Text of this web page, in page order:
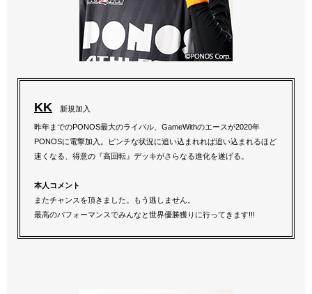
KK 新規加入
昨年までのPONOS最大のライバル、GameWithのエースが2020年
PONOSに電撃加入。ピンチな状況に追い込まれれば追い込まれるほど
速くなる、得意の『高回転』デッキがさらなる進化を遂げる。
本人コメント
またチャンスを頂きました。もう逃しません。
最高のパフォーマンスでみんなと世界優勝獲りに行ってきます!!!